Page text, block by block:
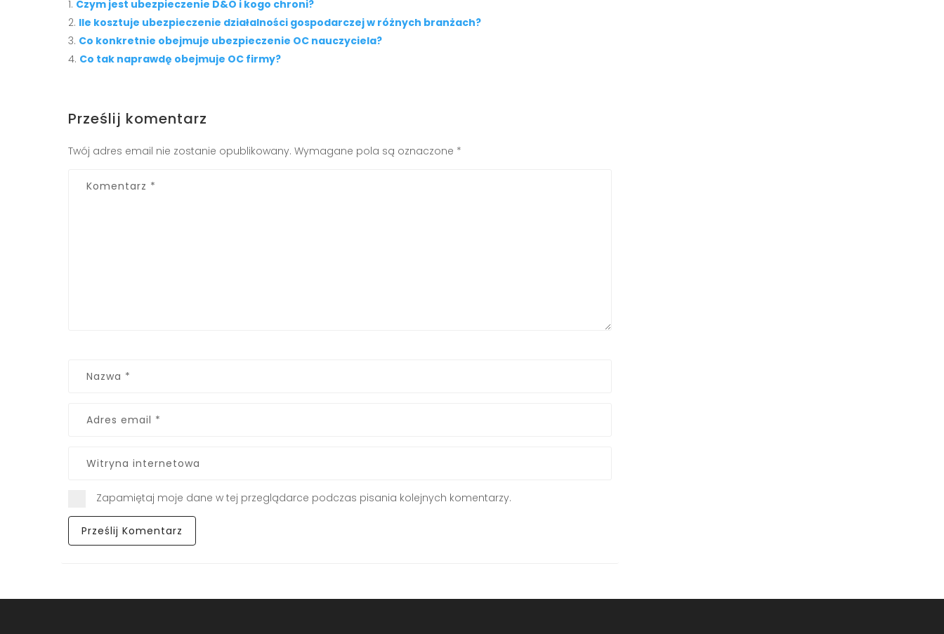
Czym jest ubezpieczenie D&O i kogo chroni?
Ile kosztuje ubezpieczenie działalności gospodarczej w różnych branżach?
Co konkretnie obejmuje ubezpieczenie OC nauczyciela?
Co tak naprawdę obejmuje OC firmy?
Prześlij komentarz
Twój adres email nie zostanie opublikowany. Wymagane pola są oznaczone *
Zapamiętaj moje dane w tej przeglądarce podczas pisania kolejnych komentarzy.